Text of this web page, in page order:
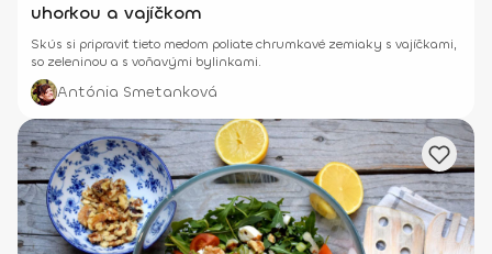
uhorkou a vajíčkom
Skús si pripraviť tieto medom poliate chrumkavé zemiaky s vajíčkami,
so zeleninou a s voňavými bylinkami.
Antónia Smetanková